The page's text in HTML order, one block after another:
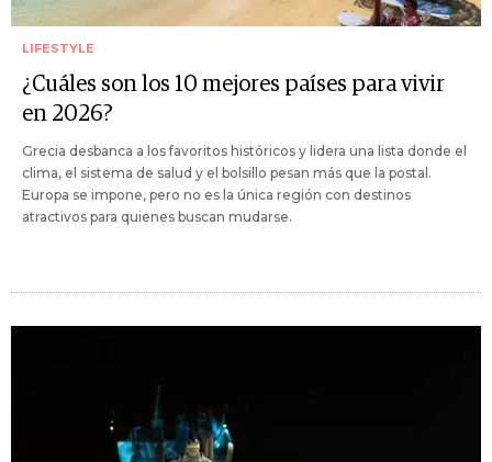
LIFESTYLE
¿Cuáles son los 10 mejores países para vivir
en 2026?
Grecia desbanca a los favoritos históricos y lidera una lista donde el
clima, el sistema de salud y el bolsillo pesan más que la postal.
Europa se impone, pero no es la única región con destinos
atractivos para quienes buscan mudarse.